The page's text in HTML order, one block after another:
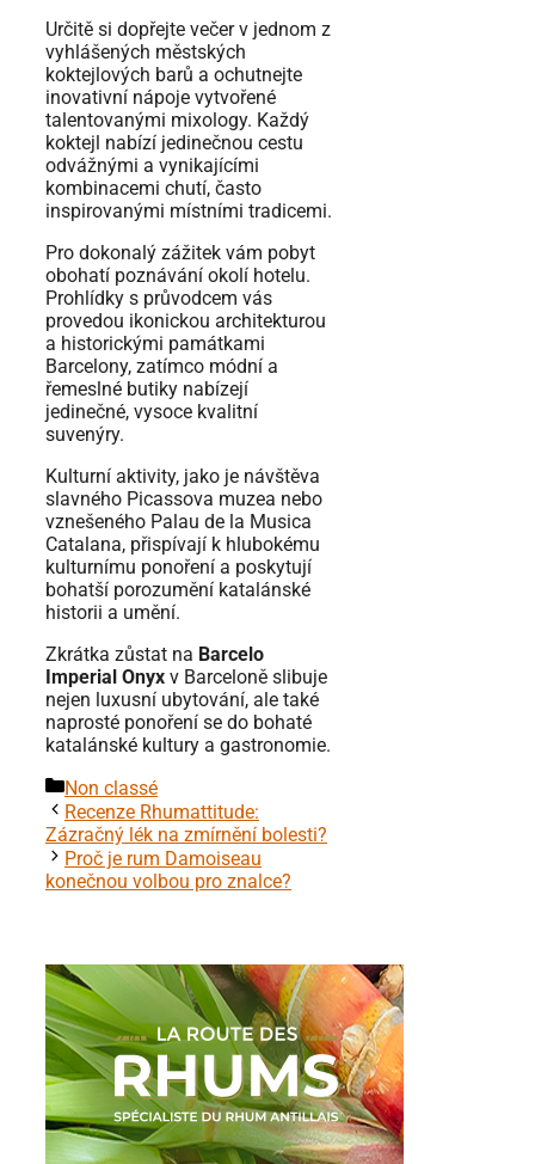
Určitě si dopřejte večer v jednom z
vyhlášených městských
koktejlových barů a ochutnejte
inovativní nápoje vytvořené
talentovanými mixology. Každý
koktejl nabízí jedinečnou cestu
odvážnými a vynikajícími
kombinacemi chutí, často
inspirovanými místními tradicemi.
Pro dokonalý zážitek vám pobyt
obohatí poznávání okolí hotelu.
Prohlídky s průvodcem vás
provedou ikonickou architekturou
a historickými památkami
Barcelony, zatímco módní a
řemeslné butiky nabízejí
jedinečné, vysoce kvalitní
suvenýry.
Kulturní aktivity, jako je návštěva
slavného Picassova muzea nebo
vznešeného Palau de la Musica
Catalana, přispívají k hlubokému
kulturnímu ponoření a poskytují
bohatší porozumění katalánské
historii a umění.
Zkrátka zůstat na Barcelo
Imperial Onyx v Barceloně slibuje
nejen luxusní ubytování, ale také
naprosté ponoření se do bohaté
katalánské kultury a gastronomie.
Rubriky
Non classé
Recenze Rhumattitude:
Zázračný lék na zmírnění bolesti?
Proč je rum Damoiseau
konečnou volbou pro znalce?